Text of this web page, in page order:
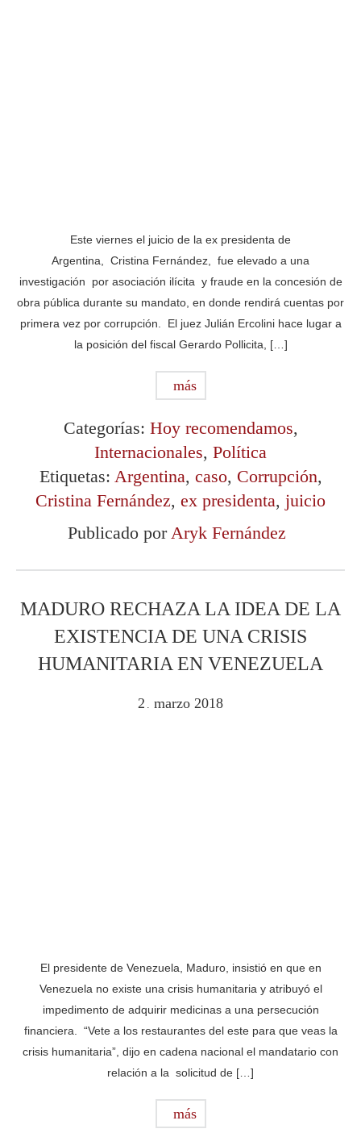
Este viernes el juicio de la ex presidenta de
Argentina, Cristina Fernández, fue elevado a una
investigación por asociación ilícita y fraude en la concesión de
obra pública durante su mandato, en donde rendirá cuentas por
primera vez por corrupción. El juez Julián Ercolini hace lugar a
la posición del fiscal Gerardo Pollicita, […]
más
Categorías: Hoy recomendamos,
Internacionales, Política
Etiquetas: Argentina, caso, Corrupción,
Cristina Fernández, ex presidenta, juicio
Publicado porAryk Fernández
MADURO RECHAZA LA IDEA DE LA
EXISTENCIA DE UNA CRISIS
HUMANITARIA EN VENEZUELA
2 . marzo 2018
El presidente de Venezuela, Maduro, insistió en que en
Venezuela no existe una crisis humanitaria y atribuyó el
impedimento de adquirir medicinas a una persecución
financiera. “Vete a los restaurantes del este para que veas la
crisis humanitaria”, dijo en cadena nacional el mandatario con
relación a la solicitud de […]
más